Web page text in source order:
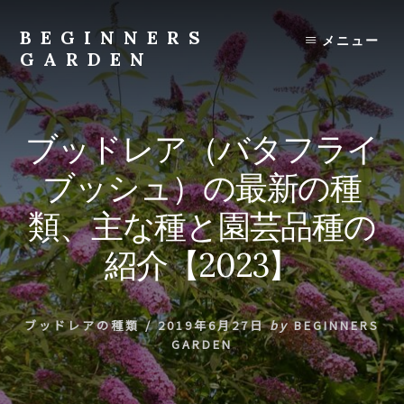
content
BEGINNERS
GARDEN
植
物
の
種
類
や
育
て
方
の
紹
介
を
行
い
メニュー
ブッドレア（バタフライ
ブッシュ）の最新の種
類、主な種と園芸品種の
紹介【2023】
ブッドレアの種類/ 2019年6月27日 by BEGINNERS
GARDEN